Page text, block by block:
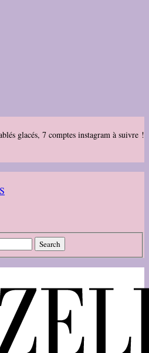
glacés, 7 comptes instagram à suivre !